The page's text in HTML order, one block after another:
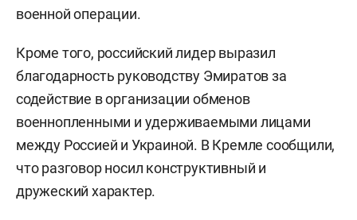
военной операции.
Кроме того, российский лидер выразил
благодарность руководству Эмиратов за
содействие в организации обменов
военнопленными и удерживаемыми лицами
между Россией и Украиной. В Кремле сообщили,
что разговор носил конструктивный и
дружеский характер.